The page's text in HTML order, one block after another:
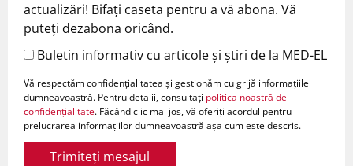
actualizări! Bifați caseta pentru a vă abona. Vă
puteți dezabona oricând.
Buletin informativ cu articole și știri de la MED-EL
Vă respectăm confidențialitatea și gestionăm cu grijă informațiile
dumneavoastră. Pentru detalii, consultați politica noastră de
confidențialitate. Făcând clic mai jos, vă oferiți acordul pentru
prelucrarea informațiilor dumneavoastră așa cum este descris.
Trimiteți mesajul